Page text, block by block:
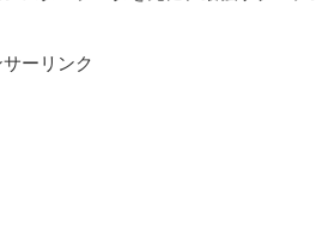
サーリンク